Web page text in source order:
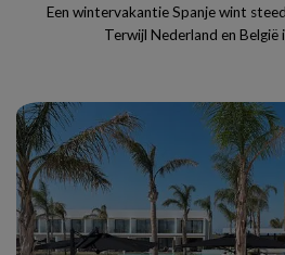
Een wintervakantie Spanje wint
Terwijl Nederland en België